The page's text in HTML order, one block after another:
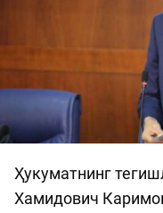
Ҳукуматнинг
Хамидович